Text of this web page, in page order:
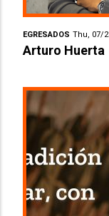
EGRESADOS Thu, 07/
Arturo Huerta